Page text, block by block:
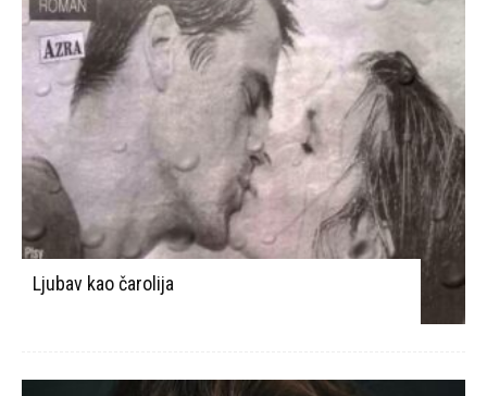
Ljubav kao čarolija